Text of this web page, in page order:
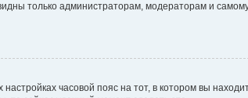
только администраторам, модераторам и
часовой пояс на тот, в котором вы